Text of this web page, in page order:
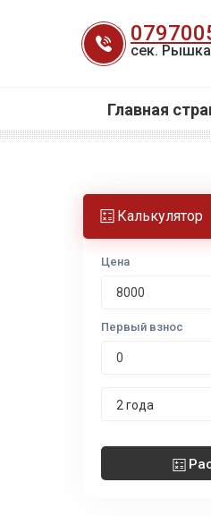
содержанию
сек.
Главная
Калькулятор
Цена
Первый взнос
2 года